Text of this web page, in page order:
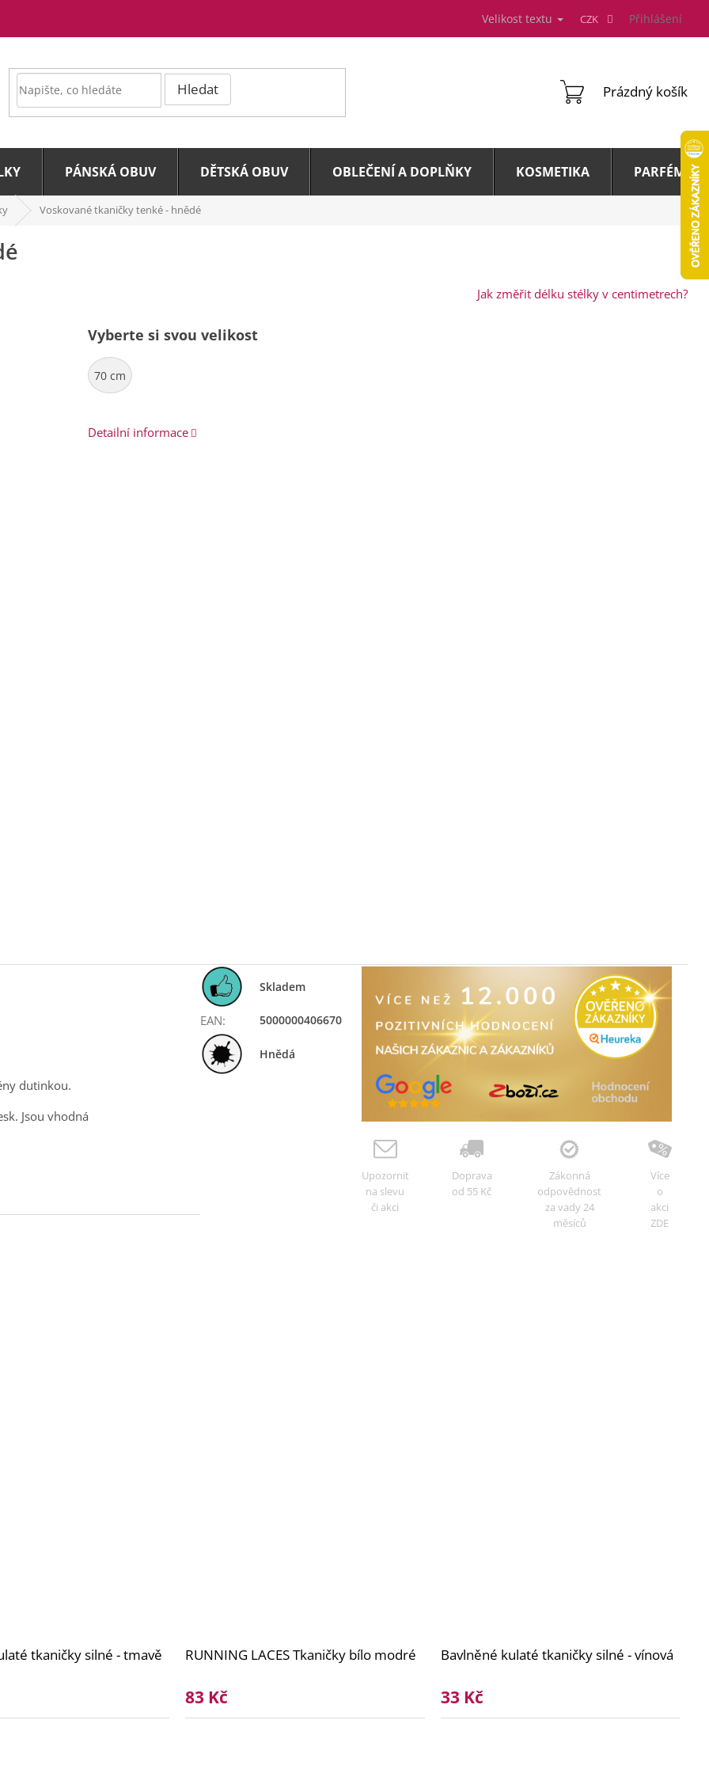
Velikost textu CZK Přihlášení
Hledat
NÁKUPNÍ
Prázdný košík
PÁNSKÁ OBUV DĚTSKÁ OBUV OBLEČENÍ A DOPLŇKY KOSMETIKA PARFÉMY A
Voskované tkaničky tenké - hnědé
Jak změřit délku stélky v centimetrech?
Vyberte si svou velikost
70 cm
Detailní informace
dutinkou.
Jsou vhodná
Skladem
EAN: 5000000406670
Hnědá
Upozornit
na slevu
či akci
Doprava
od 55 Kč
Zákonná
odpovědnost
za vady 24
měsíců
Více
o
akci
ZDE
tkaničky silné - tmavě
RUNNING LACES Tkaničky bílo modré
83 Kč
Bavlněné kulaté tkaničky silné - vínová
33 Kč